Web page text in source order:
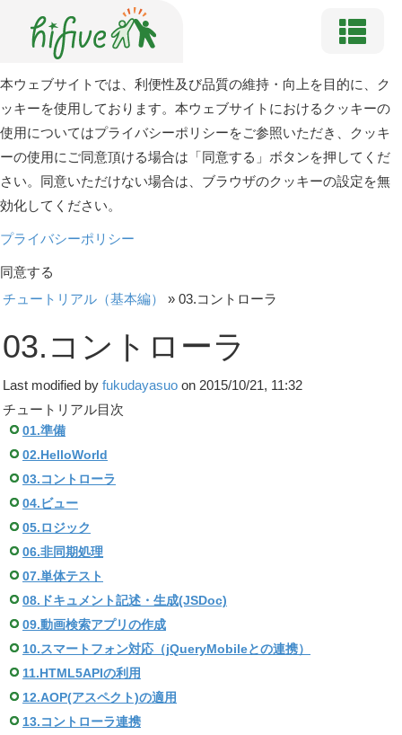
本ウェブサイトでは、利便性及び品質の維持・向上を目的に、ク
ッキーを使用しております。本ウェブサイトにおけるクッキーの
使用についてはプライバシーポリシーをご参照いただき、クッキ
ーの使用にご同意頂ける場合は「同意する」ボタンを押してくだ
さい。同意いただけない場合は、ブラウザのクッキーの設定を無
効化してください。
プライバシーポリシー
同意する
チュートリアル（基本編）
» 03.コントローラ
03.コントローラ
Last modified by fukudayasuo on 2015/10/21, 11:32
チュートリアル目次
01.準備
02.HelloWorld
03.コントローラ
04.ビュー
05.ロジック
06.非同期処理
07.単体テスト
08.ドキュメント記述・生成(JSDoc)
09.動画検索アプリの作成
10.スマートフォン対応（jQueryMobileとの連携）
11.HTML5APIの利用
12.AOP(アスペクト)の適用
13.コントローラ連携